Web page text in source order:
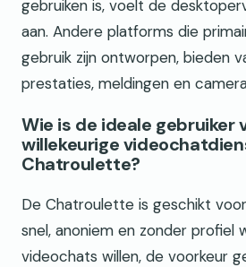
gebruiken is, voelt de
aan. Andere platforms die
gebruik zijn ontworpen, bieden
prestaties, meldingen en
Wie is de ideale gebruiker
willekeurige
Chatroulette?
De Chatroulette is geschikt
snel, anoniem en zonder profiel
videochats willen, de voorkeur